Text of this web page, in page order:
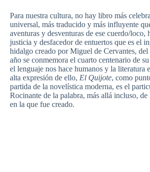
Para nuestra cultura, no hay libro más
universal, más traducido y más influyente
aventuras y desventuras de ese cuerdo/loco,
justicia y desfacedor de entuertos que es el
hidalgo creado por Miguel de Cervantes, del
año se conmemora el cuarto centenario de
el lenguaje nos hace humanos y la literatura
alta expresión de ello, El Quijote, como
partida de la novelística moderna, es el
Rocinante de la palabra, más allá incluso, de
en la que fue creado.